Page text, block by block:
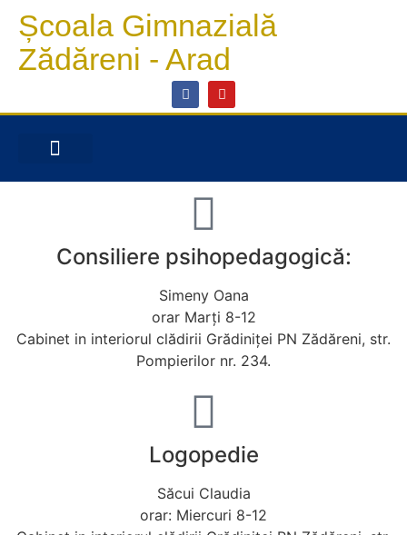
Școala Gimnazială
Zădăreni - Arad
Consiliere psihopedagogică:
Simeny Oana
orar Marți 8-12
Cabinet in interiorul clădirii Grădiniței PN Zădăreni, str.
Pompierilor nr. 234.
Logopedie
Săcui Claudia
orar: Miercuri 8-12